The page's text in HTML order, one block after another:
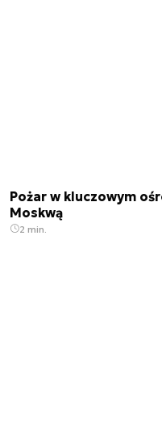
Pożar w kluczowym
Moskwą
2 min.